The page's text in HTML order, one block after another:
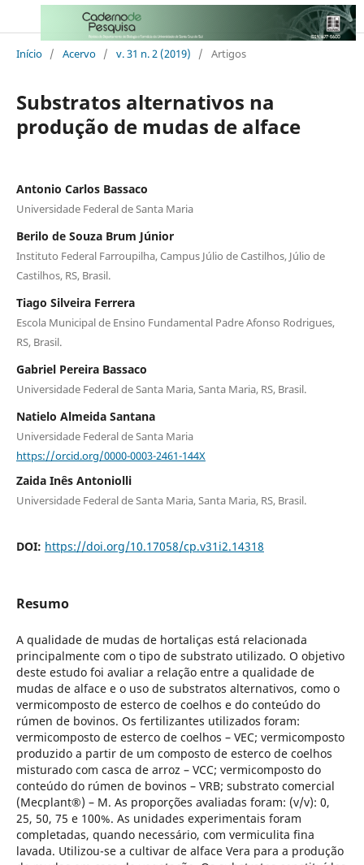
Início / Acervo / v. 31 n. 2 (2019) / Artigos
Substratos alternativos na
produção de mudas de alface
Antonio Carlos Bassaco
Universidade Federal de Santa Maria
Berilo de Souza Brum Júnior
Instituto Federal Farroupilha, Campus Júlio de Castilhos, Júlio de
Castilhos, RS, Brasil.
Tiago Silveira Ferrera
Escola Municipal de Ensino Fundamental Padre Afonso Rodrigues,
RS, Brasil.
Gabriel Pereira Bassaco
Universidade Federal de Santa Maria, Santa Maria, RS, Brasil.
Natielo Almeida Santana
Universidade Federal de Santa Maria
https://orcid.org/0000-0003-2461-144X
Zaida Inês Antoniolli
Universidade Federal de Santa Maria, Santa Maria, RS, Brasil.
DOI: https://doi.org/10.17058/cp.v31i2.14318
Resumo
A qualidade de mudas de hortaliças está relacionada
principalmente com o tipo de substrato utilizado. O objetivo
deste estudo foi avaliar a relação entre a qualidade de
mudas de alface e o uso de substratos alternativos, como o
vermicomposto de esterco de coelhos e do conteúdo do
rúmen de bovinos. Os fertilizantes utilizados foram:
vermicomposto de esterco de coelhos – VEC; vermicomposto
produzido a partir de um composto de esterco de coelhos
misturado com casca de arroz – VCC; vermicomposto do
conteúdo do rúmen de bovinos – VRB; substrato comercial
(Mecplant®) – M. As proporções avaliadas foram: (v/v): 0,
25, 50, 75 e 100%. As unidades experimentais foram
completadas, quando necessário, com vermiculita fina
lavada. Utilizou-se a cultivar de alface Vera para a produção